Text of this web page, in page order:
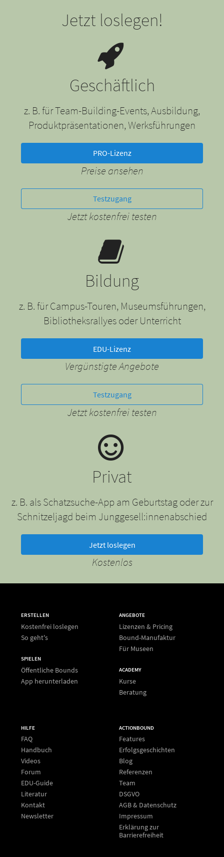
Jetzt loslegen!
Geschäftlich
z. B. für Team-Building-Events, Ausbildung,
Produktpräsentationen, Werksführungen
PRO-Lizenz
Preise ansehen
Testzugang
Jetzt kostenfrei testen
Bildung
z. B. für Campus-Touren, Museumsführungen,
Bibliotheksrallyes oder Unterricht
EDU-Lizenz
Vergünstigte Angebote
Testzugang
Jetzt kostenfrei testen
Privat
z. B. als Schatzsuche-App am Geburtstag oder zur
Schnitzeljagd beim Junggesell:innenabschied
Jetzt loslegen
Kostenlos
ERSTELLEN
Kostenfrei loslegen
So geht's
SPIELEN
Öffentliche Bounds
App herunterladen
ANGEBOTE
Lizenzen & Pricing
Bound-Manufaktur
Für Museen
ACADEMY
Kurse
Beratung
HILFE
FAQ
Handbuch
Videos
Forum
EDU-Guide
Literatur
Kontakt
Newsletter
ACTIONBOUND
Features
Erfolgsgeschichten
Blog
Referenzen
Team
DSGVO
AGB & Datenschutz
Impressum
Erklärung zur
Barrierefreiheit